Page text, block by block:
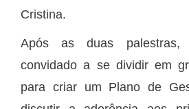
Cristina.
Após as duas
convidado a se dividir em
para criar um Plano de